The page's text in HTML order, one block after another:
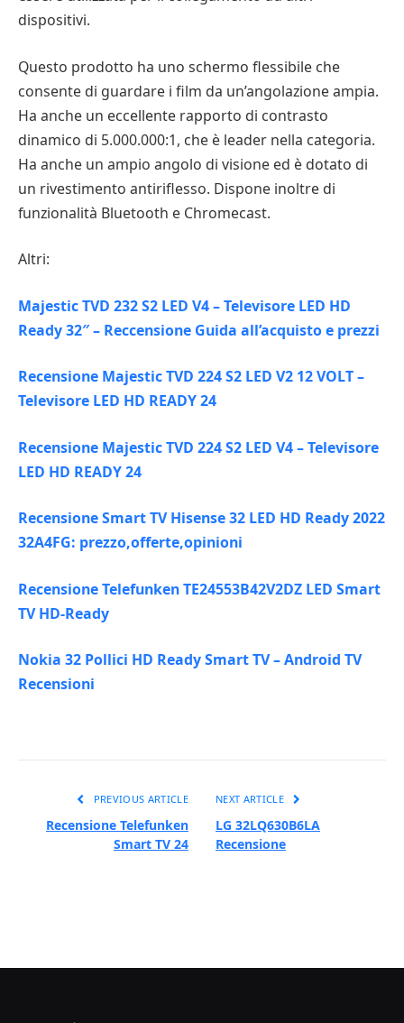
dispositivi.
Questo prodotto ha uno schermo flessibile che
consente di guardare i film da un’angolazione ampia.
Ha anche un eccellente rapporto di contrasto
dinamico di 5.000.000:1, che è leader nella categoria.
Ha anche un ampio angolo di visione ed è dotato di
un rivestimento antiriflesso. Dispone inoltre di
funzionalità Bluetooth e Chromecast.
Altri:
Majestic TVD 232 S2 LED V4 – Televisore LED HD
Ready 32″ – Reccensione Guida all’acquisto e prezzi
Recensione Majestic TVD 224 S2 LED V2 12 VOLT –
Televisore LED HD READY 24
Recensione Majestic TVD 224 S2 LED V4 – Televisore
LED HD READY 24
Recensione Smart TV Hisense 32 LED HD Ready 2022
32A4FG: prezzo,offerte,opinioni
Recensione Telefunken TE24553B42V2DZ LED Smart
TV HD-Ready
Nokia 32 Pollici HD Ready Smart TV – Android TV
Recensioni
PREVIOUS ARTICLE
Recensione Telefunken
Smart TV 24
NEXT ARTICLE
LG 32LQ630B6LA
Recensione